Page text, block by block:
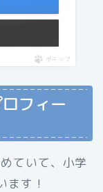
ポチップ
フィー
ていて、小学
す！